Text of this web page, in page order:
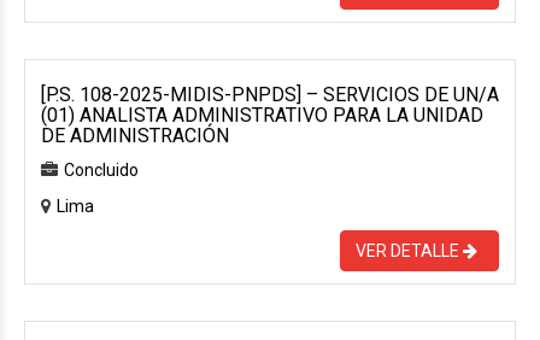
[P.S. 108-2025-MIDIS-PNPDS] – SERVICIOS DE UN/A
(01) ANALISTA ADMINISTRATIVO PARA LA UNIDAD
DE ADMINISTRACIÓN
Concluido
Lima
VER DETALLE